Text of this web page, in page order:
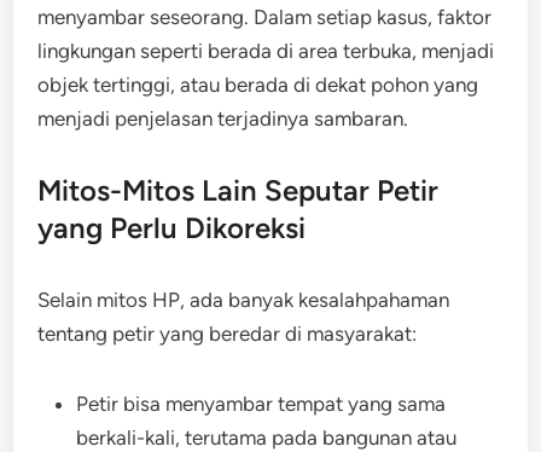
menyambar seseorang. Dalam setiap kasus, faktor
lingkungan seperti berada di area terbuka, menjadi
objek tertinggi, atau berada di dekat pohon yang
menjadi penjelasan terjadinya sambaran.
Mitos-Mitos Lain Seputar Petir
yang Perlu Dikoreksi
Selain mitos HP, ada banyak kesalahpahaman
tentang petir yang beredar di masyarakat:
Petir bisa menyambar tempat yang sama
berkali-kali, terutama pada bangunan atau